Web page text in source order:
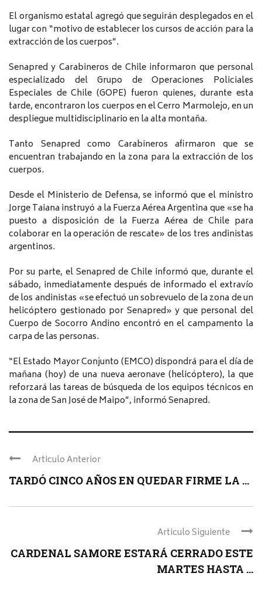
El organismo estatal agregó que seguirán desplegados en el
lugar con “motivo de establecer los cursos de acción para la
extracción de los cuerpos”.
Senapred y Carabineros de Chile informaron que personal
especializado del Grupo de Operaciones Policiales
Especiales de Chile (GOPE) fueron quienes, durante esta
tarde, encontraron los cuerpos en el Cerro Marmolejo, en un
despliegue multidisciplinario en la alta montaña.
Tanto Senapred como Carabineros afirmaron que se
encuentran trabajando en la zona para la extracción de los
cuerpos.
Desde el Ministerio de Defensa, se informó que el ministro
Jorge Taiana instruyó a la Fuerza Aérea Argentina que «se ha
puesto a disposición de la Fuerza Aérea de Chile para
colaborar en la operación de rescate» de los tres andinistas
argentinos.
Por su parte, el Senapred de Chile informó que, durante el
sábado, inmediatamente después de informado el extravío
de los andinistas «se efectuó un sobrevuelo de la zona de un
helicóptero gestionado por Senapred» y que personal del
Cuerpo de Socorro Andino encontró en el campamento la
carpa de las personas.
“El Estado Mayor Conjunto (EMCO) dispondrá para el día de
mañana (hoy) de una nueva aeronave (helicóptero), la que
reforzará las tareas de búsqueda de los equipos técnicos en
la zona de San José de Maipo”, informó Senapred.
Articulo Anterior
TARDÓ CINCO AÑOS EN QUEDAR FIRME LA ...
Articulo Siguiente
CARDENAL SAMORE ESTARÁ CERRADO ESTE
MARTES HASTA ...